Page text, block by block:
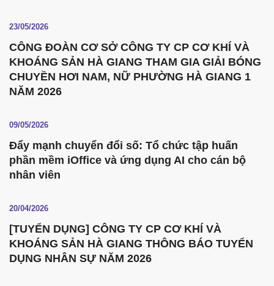
23/05/2026
CÔNG ĐOÀN CƠ SỞ CÔNG TY CP CƠ KHÍ VÀ
KHOÁNG SẢN HÀ GIANG THAM GIA GIẢI BÓNG
CHUYỀN HƠI NAM, NỮ PHƯỜNG HÀ GIANG 1
NĂM 2026
09/05/2026
Đẩy mạnh chuyển đổi số: Tổ chức tập huấn
phần mềm iOffice và ứng dụng AI cho cán bộ
nhân viên
20/04/2026
[TUYỂN DỤNG] CÔNG TY CP CƠ KHÍ VÀ
KHOÁNG SẢN HÀ GIANG THÔNG BÁO TUYỂN
DỤNG NHÂN SỰ NĂM 2026